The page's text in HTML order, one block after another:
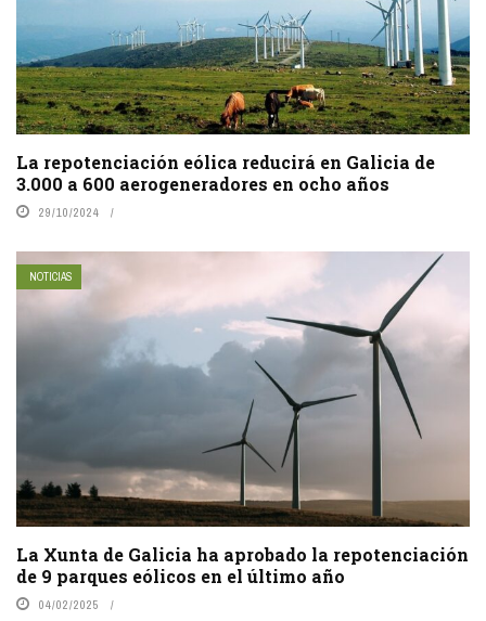
La repotenciación eólica reducirá en Galicia de
3.000 a 600 aerogeneradores en ocho años
29/10/2024
NOTICIAS
La Xunta de Galicia ha aprobado la repotenciación
de 9 parques eólicos en el último año
04/02/2025